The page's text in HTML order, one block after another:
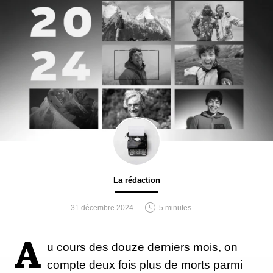
La rédaction
31 décembre 2024 5 minutes
A u cours des douze derniers mois, on
compte deux fois plus de morts parmi